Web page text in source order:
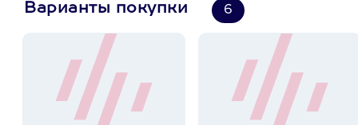
Варианты покупки 6